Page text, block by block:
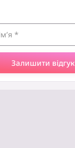
Залишити відгук